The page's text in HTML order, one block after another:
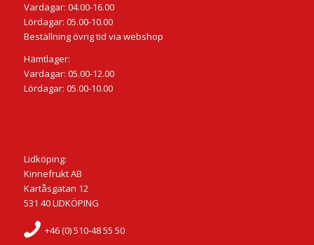
Vardagar: 04.00-16.00
Lördagar: 05.00-10.00
Beställning övrig tid via webshop
Hämtlager:
Vardagar: 05.00-12.00
Lördagar: 05.00-10.00
Lidköping:
Kinnefrukt AB
Kartåsgatan 12
531 40 LIDKÖPING
+46 (0) 510-48 55 50